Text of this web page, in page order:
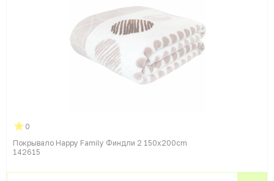
0
Покрывало Happy Family Финдли 2 150x200cm
142615